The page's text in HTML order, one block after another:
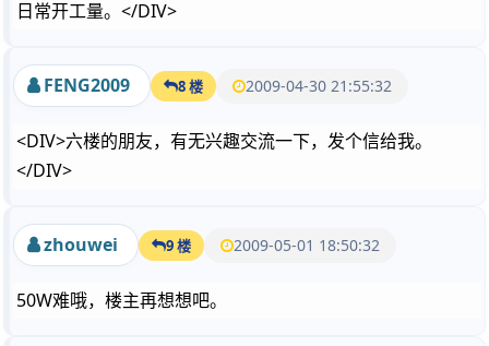
日常开工量。</DIV>
FENG2009 8 楼 2009-04-30 21:55:32
<DIV>六楼的朋友，有无兴趣交流一下，发个信给我。
</DIV>
zhouwei 9 楼 2009-05-01 18:50:32
50W难哦，楼主再想想吧。